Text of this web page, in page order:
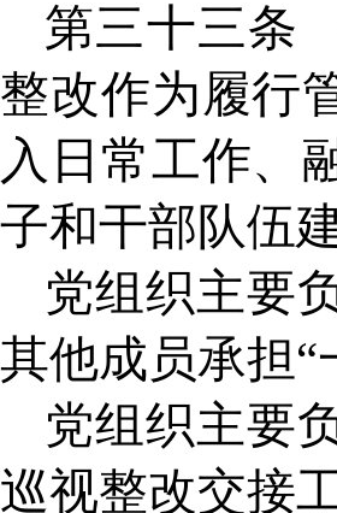
第三十三条
整改作为履行
入日常工作、
子和干部队伍建
党组织主要
其他成员承担“
党组织主要
巡视整改交接